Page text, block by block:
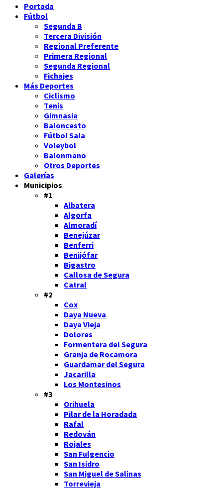
Portada
Fútbol
Segunda B
Tercera División
Regional Preferente
Primera Regional
Segunda Regional
Fichajes
Más Deportes
Ciclismo
Tenis
Gimnasia
Baloncesto
Fútbol Sala
Voleybol
Balonmano
Otros Deportes
Galerías
Municipios
#1
Albatera
Algorfa
Almoradí
Benejúzar
Benferri
Benijófar
Bigastro
Callosa de Segura
Catral
#2
Cox
Daya Nueva
Daya Vieja
Dolores
Formentera del Segura
Granja de Rocamora
Guardamar del Segura
Jacarilla
Los Montesinos
#3
Orihuela
Pilar de la Horadada
Rafal
Redován
Rojales
San Fulgencio
San Isidro
San Miguel de Salinas
Torrevieja